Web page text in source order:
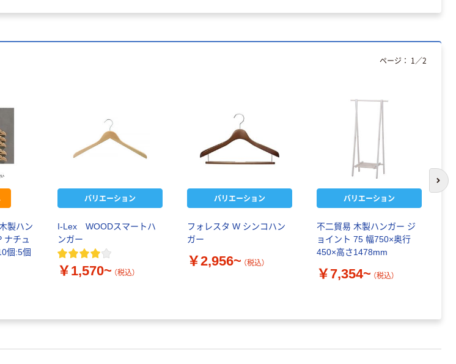
製ハン
ナチュ
個:5個
バリエーション
I-Lex WOODスマートハ
ンガー
￥1,570~ （税込）
バリエーション
フォレスタ W シンコハン
ガー
￥2,956~ （税込）
バリエーション
不二貿易 木製ハンガー ジ
ョイント 75 幅750×奥行
450×高さ1478mm
￥7,354~ （税込）
ページ： 1 ／2
次